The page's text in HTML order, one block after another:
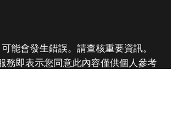
能會發生錯誤。請查核重要資訊。
務即表示您同意此內容僅供個人參考